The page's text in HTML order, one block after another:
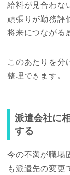
給料が見合わな
頑張りが勤務評
将来につながる
このあたりを分
整理できます。
派遣会社に
する
今の不満が職場
も派遣先の変更